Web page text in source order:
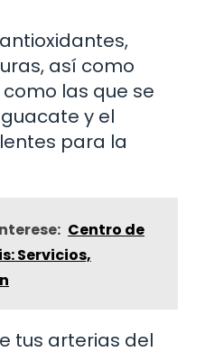
así como
las que se
y el
para la
Centro de
Servicios,
tus arterias del